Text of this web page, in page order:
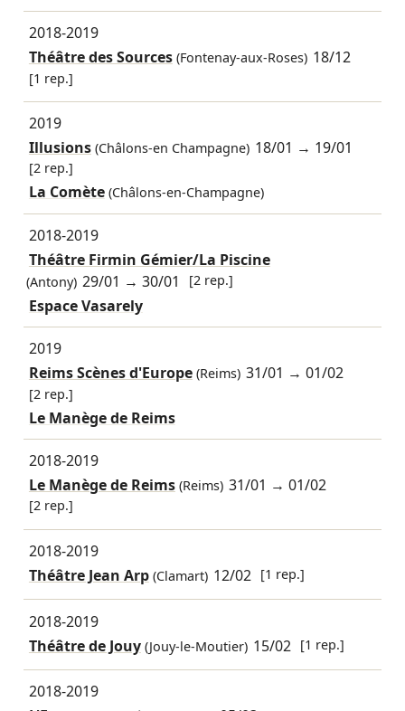
2018-2019
Théâtre des Sources(Fontenay-aux-Roses) 18/12
[1 rep.]
2019
Illusions(Châlons-en Champagne) 18/01 → 19/01
[2 rep.]
La Comète (Châlons-en-Champagne)
2018-2019
Théâtre Firmin Gémier/La Piscine
(Antony) 29/01 →30/01 [2 rep.]
Espace Vasarely
2019
Reims Scènes d'Europe(Reims) 31/01 →01/02
[2 rep.]
Le Manège de Reims
2018-2019
Le Manège de Reims(Reims) 31/01 →01/02
[2 rep.]
2018-2019
Théâtre Jean Arp(Clamart) 12/02 [1 rep.]
2018-2019
Théâtre de Jouy(Jouy-le-Moutier) 15/02 [1 rep.]
2018-2019